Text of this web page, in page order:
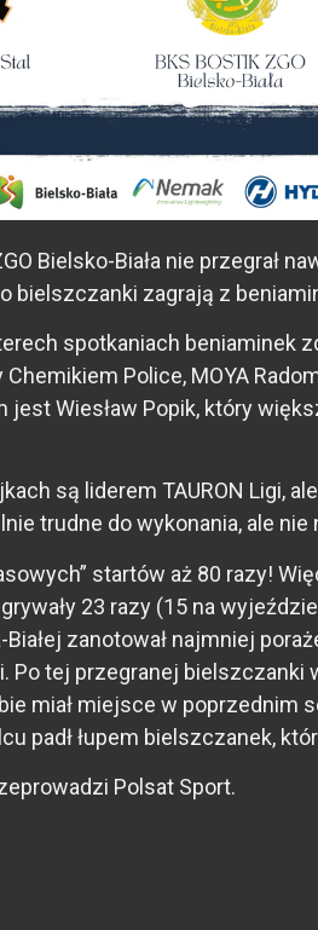
Bielsko-Biała nie przegrał
zagrają z
spotkaniach beniaminek
Police, MOYA
Wiesław Popik, który
są liderem TAURON Ligi,
trudne do wykonania, ale nie
startów aż 80 razy!
23 razy (15 na
zanotował najmniej
tej przegranej
miał miejsce w poprzednim
padł łupem bielszczanek,
Polsat Sport.